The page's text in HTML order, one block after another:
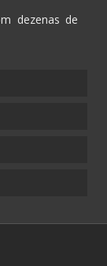
dezenas de